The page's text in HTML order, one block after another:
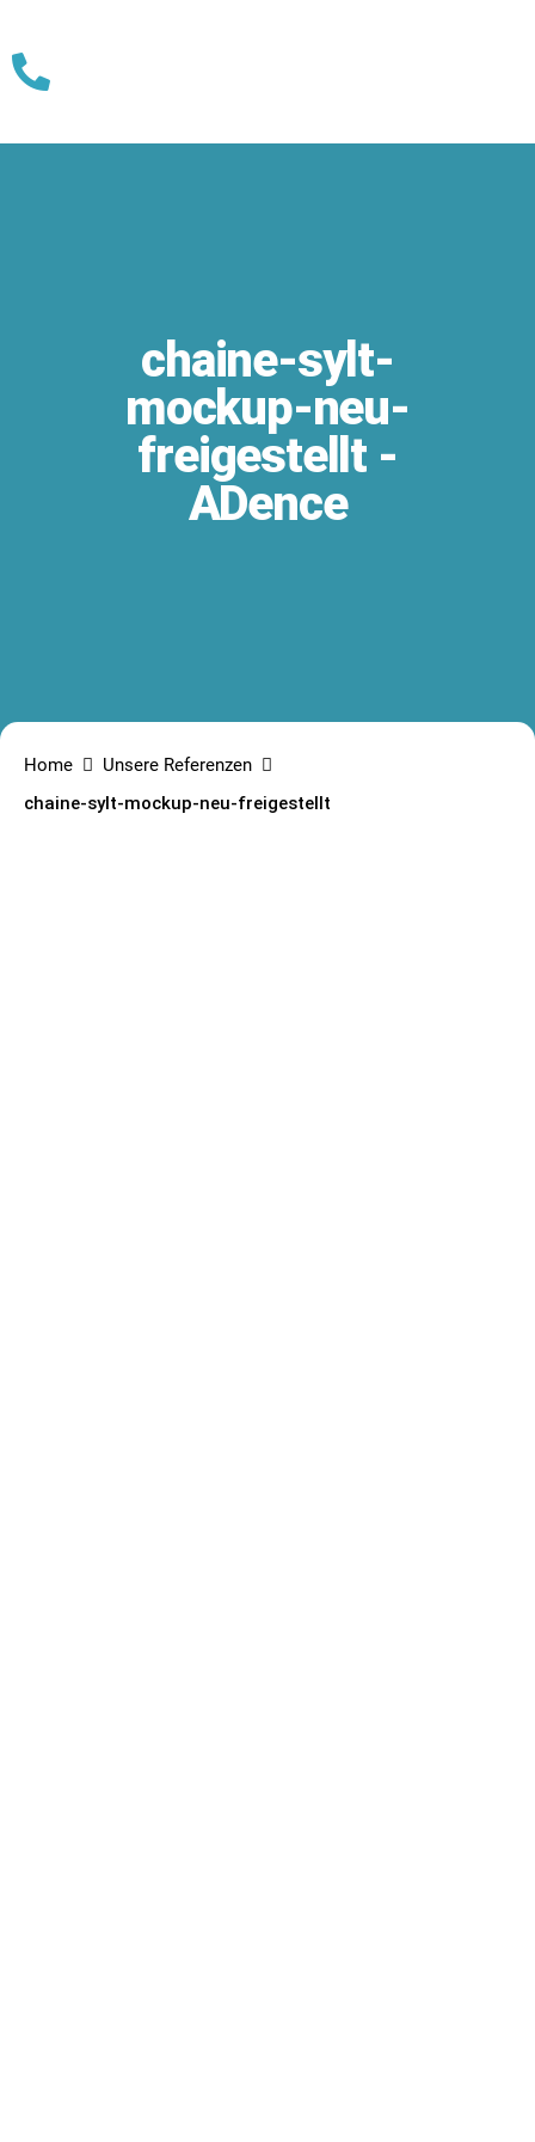
Skip
chaine-sylt-
mockup-neu-
freigestellt -
ADence
Home
Unsere Referenzen
chaine-sylt-mockup-neu-freigestellt